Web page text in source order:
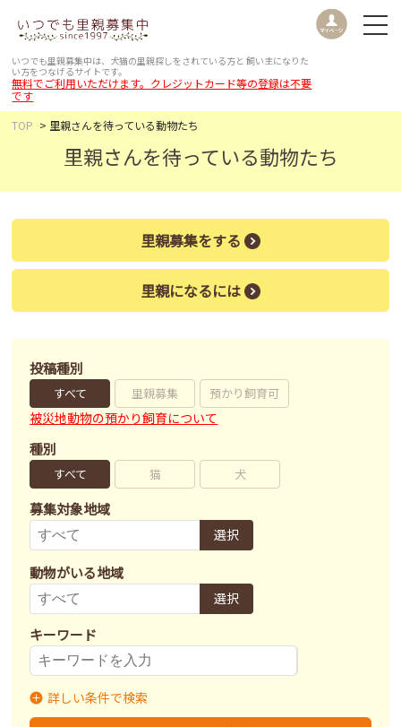
いつでも里親募集中は、犬猫の里親探しをされている方と 飼い主になりた
い方をつなげるサイトです。
無料でご利用いただけます。クレジットカード等の登録は不要
です
TOP
里親さんを待っている動物たち
里親さんを待っている動物たち
里親募集をする
里親になるには
投稿種別
すべて 里親募集 預かり飼育可
被災地動物の預かり飼育について
種別
すべて 猫 犬
募集対象地域
選択
動物がいる地域
選択
キーワード
募集状況
詳しい条件で検索